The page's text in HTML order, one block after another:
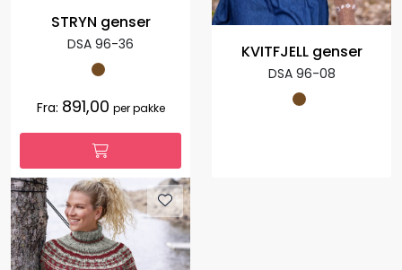
STRYN genser
DSA 96-36
Fra: 891,00 per pakke
KVITFJELL genser
DSA 96-08